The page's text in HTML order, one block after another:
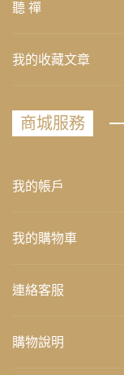
聽 禪
我的收藏文章
商城服務
我的帳戶
我的購物車
連絡客服
購物說明